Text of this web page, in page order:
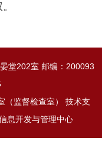
堂202室 邮编：200093
（监督检查室） 技术支
息开发与管理中心